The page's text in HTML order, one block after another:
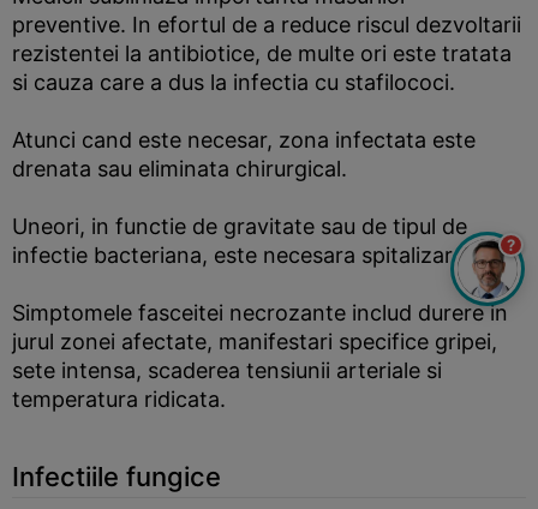
preventive. In efortul de a reduce riscul dezvoltarii
rezistentei la antibiotice, de multe ori este tratata
si cauza care a dus la infectia cu stafilococi.
Atunci cand este necesar, zona infectata este
drenata sau eliminata chirurgical.
Uneori, in functie de gravitate sau de tipul de
infectie bacteriana, este necesara spitalizarea.
Simptomele fasceitei necrozante includ durere in
jurul zonei afectate, manifestari specifice gripei,
sete intensa, scaderea tensiunii arteriale si
temperatura ridicata.
Infectiile fungice
?